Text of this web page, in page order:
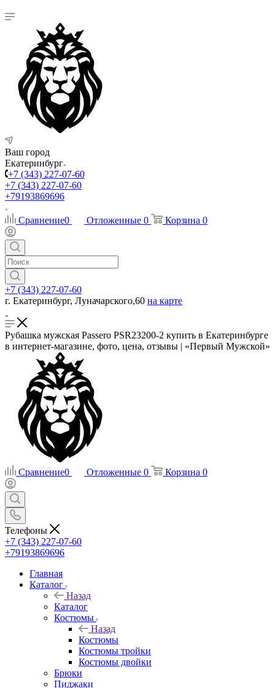
Ваш город
Екатеринбург
+7 (343) 227-07-60
+7 (343) 227-07-60
+79193869696
Сравнение0 Отложенные 0 Корзина 0
+7 (343) 227-07-60
г. Екатеринбург, Луначарского,60 на карте
Рубашка мужская Passero PSR23200-2 купить в Екатеринбурге
в интернет-магазине, фото, цена, отзывы | «Первый Мужской»
Сравнение0 Отложенные 0 Корзина 0
Телефоны
+7 (343) 227-07-60
+79193869696
Главная
Каталог
Назад
Каталог
Костюмы
Назад
Костюмы
Костюмы тройки
Костюмы двойки
Брюки
Пиджаки